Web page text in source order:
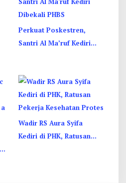
Perkuat Poskestren,
Santri Al Ma’ruf Kediri
Wadir RS Aura Syifa
Kediri di PHK, Ratusan